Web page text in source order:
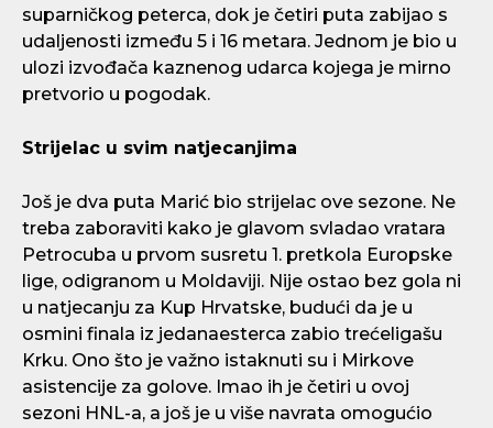
suparničkog peterca, dok je četiri puta zabijao s
udaljenosti između 5 i 16 metara. Jednom je bio u
ulozi izvođača kaznenog udarca kojega je mirno
pretvorio u pogodak.
Strijelac u svim natjecanjima
Još je dva puta Marić bio strijelac ove sezone. Ne
treba zaboraviti kako je glavom svladao vratara
Petrocuba u prvom susretu 1. pretkola Europske
lige, odigranom u Moldaviji. Nije ostao bez gola ni
u natjecanju za Kup Hrvatske, budući da je u
osmini finala iz jedanaesterca zabio trećeligašu
Krku. Ono što je važno istaknuti su i Mirkove
asistencije za golove. Imao ih je četiri u ovoj
sezoni HNL-a, a još je u više navrata omogućio